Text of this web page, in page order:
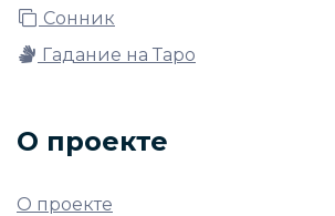
Сонник
Гадание на Таро
О проекте
О проекте